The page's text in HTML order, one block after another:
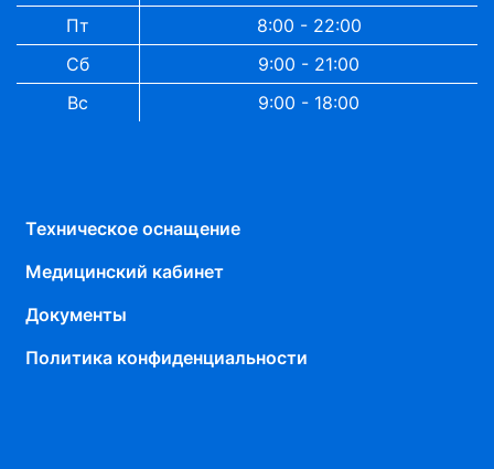
Пт
8:00 - 22:00
Сб
9:00 - 21:00
Вс
9:00 - 18:00
Техническое оснащение
Медицинский кабинет
Документы
Политика конфиденциальности